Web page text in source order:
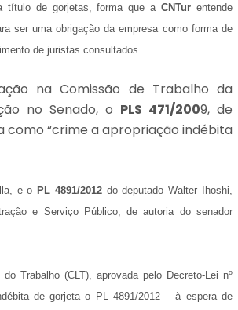
título de gorjetas, forma que aCNTur entende
ser uma obrigação da empresa como forma de
de juristas consultados.
na Comissão de Trabalho da
no Senado, o PLS 471/2009, de
como “crime a apropriação indébita
e o PL 4891/2012do deputado Walter Ihoshi,
e Serviço Público, de autoria do senador
Trabalho (CLT), aprovada pelo Decreto-Lei nº
de gorjeta o PL 4891/2012 – à espera de